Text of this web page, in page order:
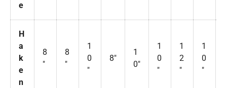
e
H
a
k
e
n
8
″
8
″
1
0
″
8″
1
0″
1
0
″
1
2
″
1
0
″